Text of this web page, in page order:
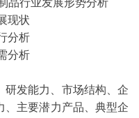
品行业发展形势分析
现状
分析
分析
研发能力、市场结构、企
、主要潜力产品、典型企